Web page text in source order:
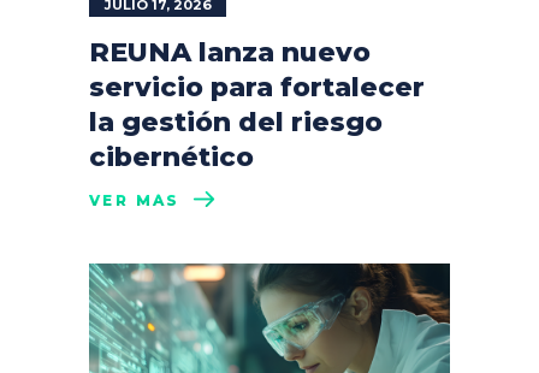
JULIO 17, 2026
REUNA lanza nuevo
servicio para fortalecer
la gestión del riesgo
cibernético
VER MÁS